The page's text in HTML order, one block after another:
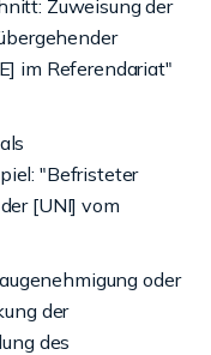
Zuweisung der
im Referendariat"
"Befristeter
[UNI] vom
oder
der
des